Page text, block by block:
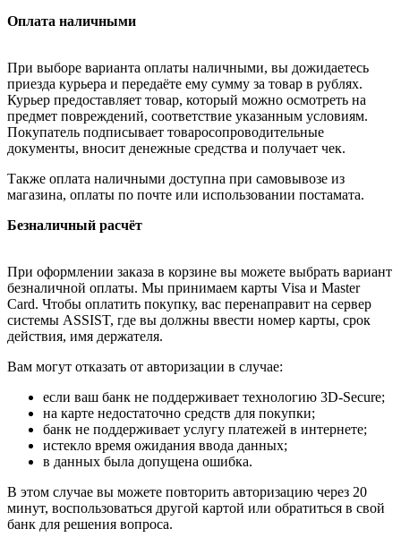
Оплата наличными
При выборе варианта оплаты наличными, вы дожидаетесь
приезда курьера и передаёте ему сумму за товар в рублях.
Курьер предоставляет товар, который можно осмотреть на
предмет повреждений, соответствие указанным условиям.
Покупатель подписывает товаросопроводительные
документы, вносит денежные средства и получает чек.
Также оплата наличными доступна при самовывозе из
магазина, оплаты по почте или использовании постамата.
Безналичный расчёт
При оформлении заказа в корзине вы можете выбрать вариант
безналичной оплаты. Мы принимаем карты Visa и Master
Card. Чтобы оплатить покупку, вас перенаправит на сервер
системы ASSIST, где вы должны ввести номер карты, срок
действия, имя держателя.
Вам могут отказать от авторизации в случае:
если ваш банк не поддерживает технологию 3D-Secure;
на карте недостаточно средств для покупки;
банк не поддерживает услугу платежей в интернете;
истекло время ожидания ввода данных;
в данных была допущена ошибка.
В этом случае вы можете повторить авторизацию через 20
минут, воспользоваться другой картой или обратиться в свой
банк для решения вопроса.